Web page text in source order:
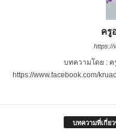
ครู
https://
บทความโดย :
https://www.facebook.com/
บทความที่เกี่ย